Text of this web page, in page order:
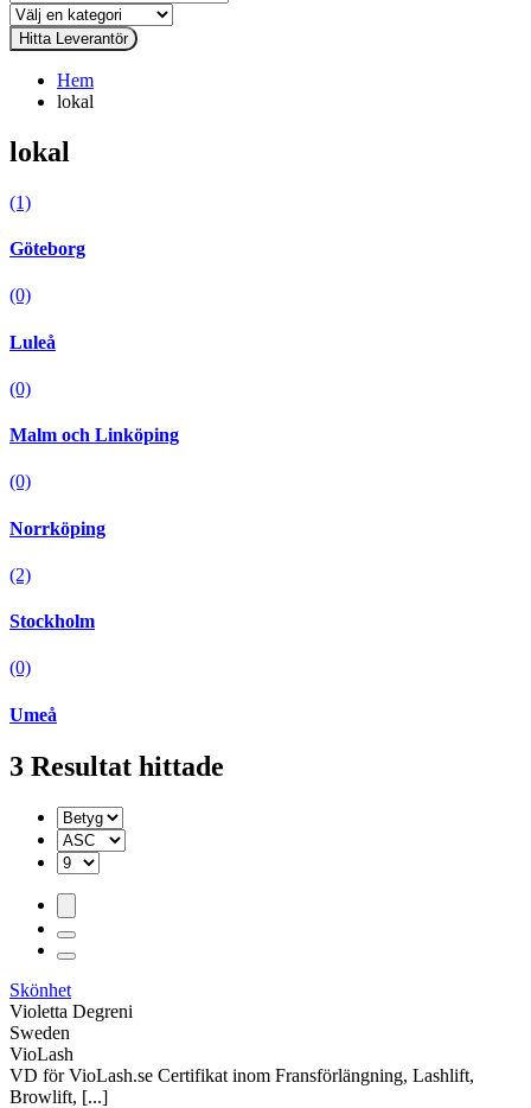
Hem
lokal
lokal
(1)
Göteborg
(0)
Luleå
(0)
Malm och Linköping
(0)
Norrköping
(2)
Stockholm
(0)
Umeå
3 Resultat hittade
Skönhet
Violetta Degreni
Sweden
VioLash
VD för VioLash.se Certifikat inom Fransförlängning, Lashlift,
Browlift, [...]